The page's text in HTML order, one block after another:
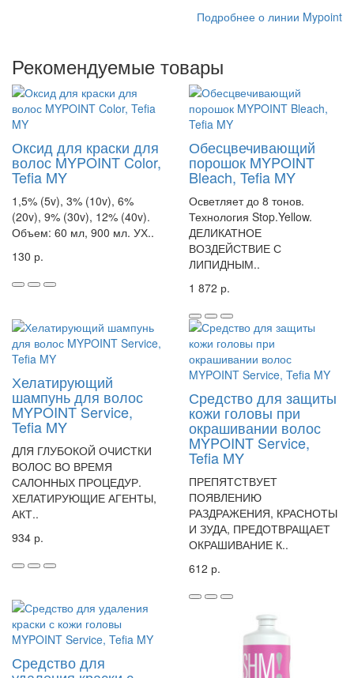
Подробнее о линии Mypoint
Рекомендуемые товары
Оксид для краски для
волос MYPOINT Color,
Tefia MY
1,5% (5v), 3% (10v), 6%
(20v), 9% (30v), 12% (40v).
Объем: 60 мл, 900 мл. УХ..
130 р.
Обесцвечивающий
порошок MYPOINT
Bleach, Tefia MY
Осветляет до 8 тонов.
Технология Stop.Yellow.
ДЕЛИКАТНОЕ
ВОЗДЕЙСТВИЕ С
ЛИПИДНЫМ..
1 872 р.
Хелатирующий
шампунь для волос
MYPOINT Service,
Tefia MY
ДЛЯ ГЛУБОКОЙ ОЧИСТКИ
ВОЛОС ВО ВРЕМЯ
САЛОННЫХ ПРОЦЕДУР.
ХЕЛАТИРУЮЩИЕ АГЕНТЫ,
АКТ..
934 р.
Средство для защиты
кожи головы при
окрашивании волос
MYPOINT Service,
Tefia MY
ПРЕПЯТСТВУЕТ
ПОЯВЛЕНИЮ
РАЗДРАЖЕНИЯ, КРАСНОТЫ
И ЗУДА, ПРЕДОТВРАЩАЕТ
ОКРАШИВАНИЕ К..
612 р.
Средство для